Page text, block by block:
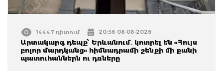
14447 դիտում 20:36 08-08-2026
Արտակարգ դեպք՝ Երևանում․ կոտրել են «Հույս
բոլոր մարդկանց» հիմնադրամի շենքի մի քանի
պատուհաններն ու դռները